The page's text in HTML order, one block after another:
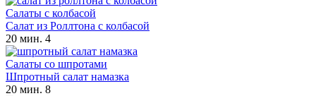
Салаты с колбасой
Салат из Роллтона с колбасой
20 мин. 4
Салаты со шпротами
Шпротный салат намазка
20 мин. 8